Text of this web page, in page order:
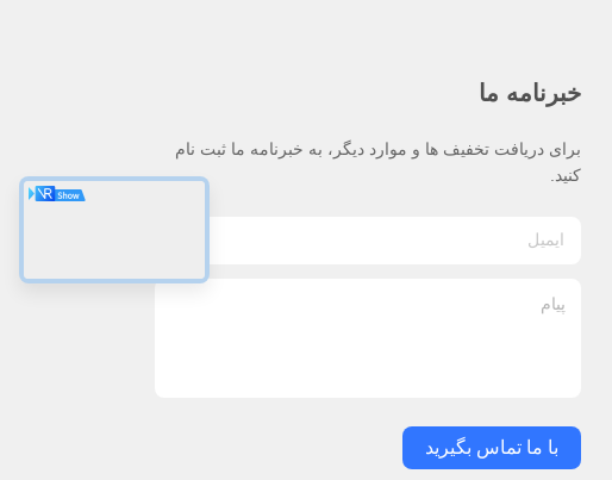
خبرنامه ما
برای دریافت تخفیف ها و موارد دیگر، به خبرنامه ما ثبت نام
کنید.
با ما تماس بگیرید